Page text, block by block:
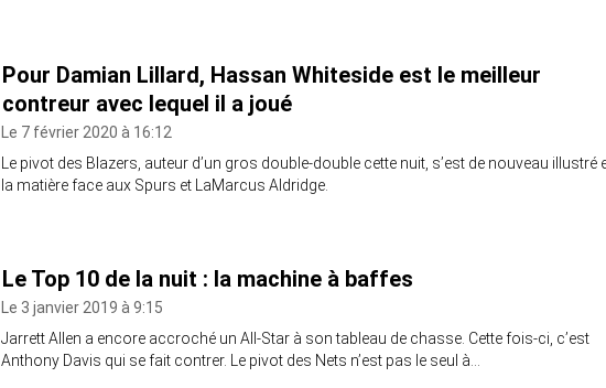
Pour Damian Lillard, Hassan Whiteside est le meilleur
contreur avec lequel il a joué
Le 7 février 2020 à 16:12
Le pivot des Blazers, auteur d’un gros double-double cette nuit, s’est de nouveau illustré
la matière face aux Spurs et LaMarcus Aldridge.
Le Top 10 de la nuit : la machine à baffes
Le 3 janvier 2019 à 9:15
Jarrett Allen a encore accroché un All-Star à son tableau de chasse. Cette fois-ci, c’est
Anthony Davis qui se fait contrer. Le pivot des Nets n’est pas le seul à…